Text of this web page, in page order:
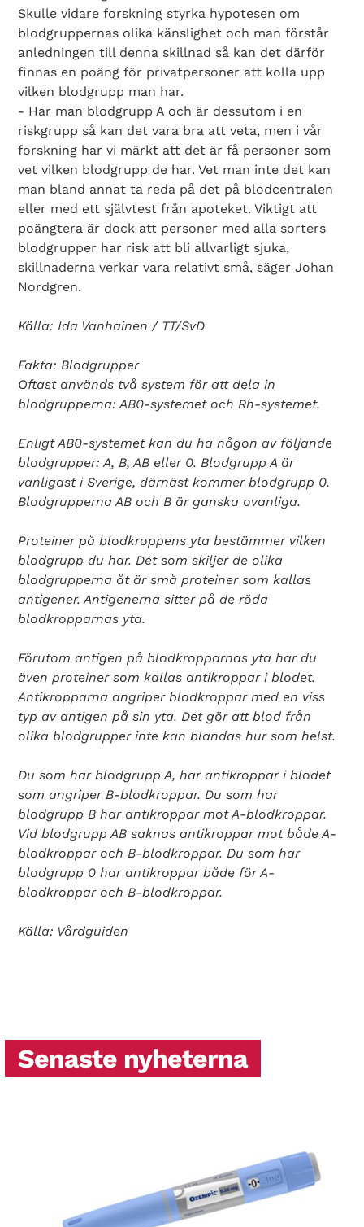
Search Diabetes Wellness Sverige
Skulle vidare forskning styrka hypotesen om
blodgruppernas olika känslighet och man förstår
anledningen till denna skillnad så kan det därför
finnas en poäng för privatpersoner att kolla upp
vilken blodgrupp man har.
- Har man blodgrupp A och är dessutom i en
riskgrupp så kan det vara bra att veta, men i vår
forskning har vi märkt att det är få personer som
vet vilken blodgrupp de har. Vet man inte det kan
man bland annat ta reda på det på blodcentralen
eller med ett självtest från apoteket. Viktigt att
poängtera är dock att personer med alla sorters
blodgrupper har risk att bli allvarligt sjuka,
skillnaderna verkar vara relativt små, säger Johan
Nordgren.
Källa: Ida Vanhainen / TT/SvD
Fakta: Blodgrupper
Oftast används två system för att dela in
blodgrupperna: AB0-systemet och Rh-systemet.
Enligt AB0-systemet kan du ha någon av följande
blodgrupper: A, B, AB eller 0. Blodgrupp A är
vanligast i Sverige, därnäst kommer blodgrupp 0.
Blodgrupperna AB och B är ganska ovanliga.
Proteiner på blodkroppens yta bestämmer vilken
blodgrupp du har. Det som skiljer de olika
blodgrupperna åt är små proteiner som kallas
antigener. Antigenerna sitter på de röda
blodkropparnas yta.
Förutom antigen på blodkropparnas yta har du
även proteiner som kallas antikroppar i blodet.
Antikropparna angriper blodkroppar med en viss
typ av antigen på sin yta. Det gör att blod från
olika blodgrupper inte kan blandas hur som helst.
Du som har blodgrupp A, har antikroppar i blodet
som angriper B-blodkroppar. Du som har
blodgrupp B har antikroppar mot A-blodkroppar.
Vid blodgrupp AB saknas antikroppar mot både A-
blodkroppar och B-blodkroppar. Du som har
blodgrupp 0 har antikroppar både för A-
blodkroppar och B-blodkroppar.
Källa: Vårdguiden
Senaste nyheterna